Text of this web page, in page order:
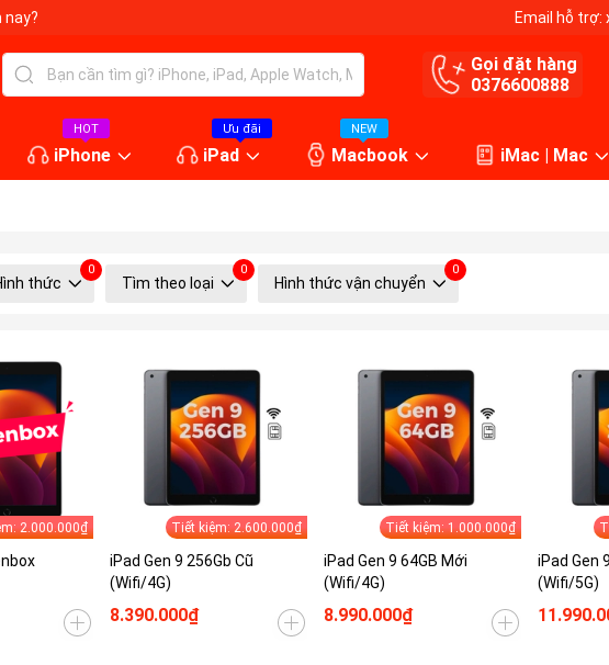
nay? Email hỗ trợ:
Gọi đặt hàng
0376600888
HOT
iPhone
Ưu đãi
iPad
NEW
Macbook iMac | Mac
thức
0
Tìm theo loại
0
Hình thức vận chuyển
0
2.000.000₫ Tiết kiệm: 2.600.000₫
iPad Gen 9 256Gb Cũ
(Wifi/4G)
8.390.000₫
Tiết kiệm: 1.000.000₫
iPad Gen 9 64GB Mới
(Wifi/4G)
8.990.000₫
iPad Gen
(Wifi/5G)